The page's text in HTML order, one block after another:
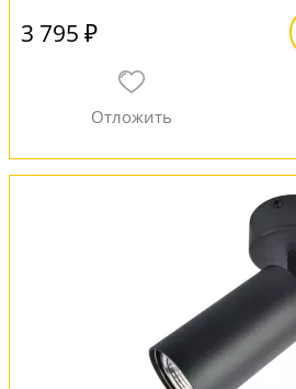
3 795 ₽